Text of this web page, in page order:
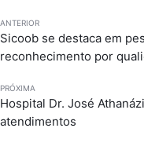
ANTERIOR
Sicoob se destaca em
reconhecimento por
PRÓXIMA
Hospital Dr. José
atendimentos